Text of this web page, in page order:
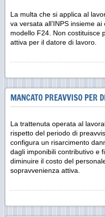
La multa che si applica al
va versata all’INPS insieme
modello F24. Non costituisce
attiva per il datore di lavoro.
MANCATO PREAVVISO PER
La trattenuta operata al
rispetto del periodo di
configura un risarcimento
dagli imponibili contributivo e
diminuire il costo del
sopravvenienza attiva.